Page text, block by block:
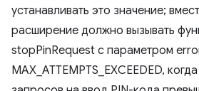
устанавливать это значение;
расширение должно вызывать
stopPinRequest с параметром
MAX_ATTEMPTS_EXCEEDED,